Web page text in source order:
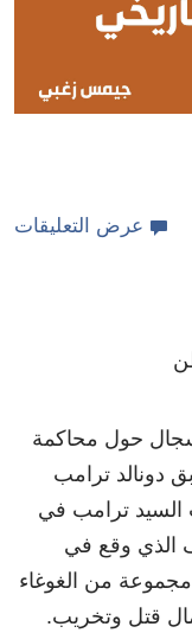
عرض التعليقات
حول محاكمة
دونالد ترامب
السيد ترامب في
الذي وقع في
من الغوغاء
قتل وتخريب.